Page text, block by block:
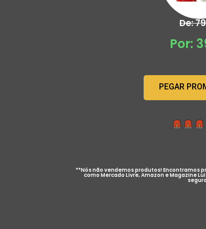
De:
Por:
PEGAR
**Nós não vendemos produtos! Encontramos
como Mercado Livre, Amazon e Magazine